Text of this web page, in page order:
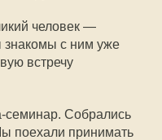
человек —
знакомы с ним уже
встречу
семинар. Собрались
поехали принимать